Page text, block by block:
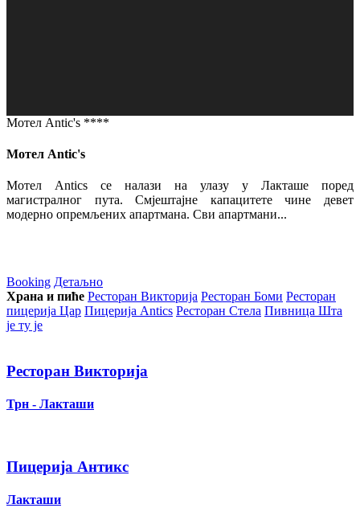
Мотел Antic's ****
Мотел Antic's
Мотел Antics се налази на улазу у Лакташе поред
магистралног пута. Смјештајне капацитете чине девет
модерно опремљених апартмана. Сви апартмани...
Booking Детаљно
Храна и пиће Ресторан Викторија Ресторан Боми Ресторан
пицерија Цар Пицерија Аntics Ресторан Стела Пивница Шта
је ту је
Ресторан Викторија
Трн - Лакташи
Пицерија Антикс
Лакташи